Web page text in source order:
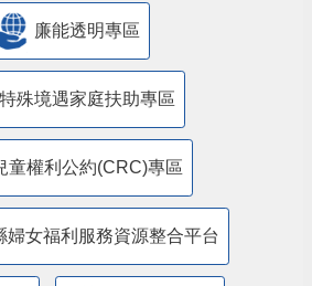
廉能透明專區
特殊境遇家庭扶助專區
童權利公約(CRC)專區
婦女福利服務資源整合平台